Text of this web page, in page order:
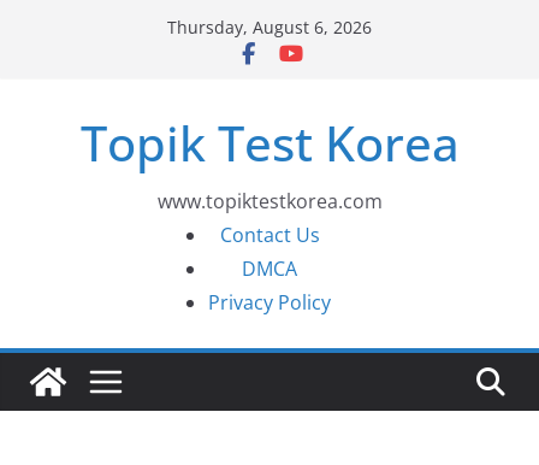
Thursday, August 6, 2026
Topik Test Korea
www.topiktestkorea.com
Contact Us
DMCA
Privacy Policy